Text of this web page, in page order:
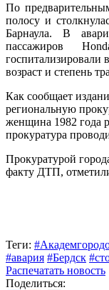
По
полосу и
Барнаула. В
пассажиров
госпитализировали
возраст и степень
Как сообщает
региональную
женщина 1982 года
прокуратура
Прокуратурой
факту ДТП,
Теги:
#авария #Бердск
Распечатать новость
Поделиться: